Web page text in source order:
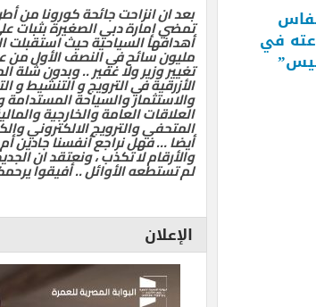
بعد ان انزاحت جائحة كورونا من أطراف
تمضي إمارة دبي الصغيرة بثبات على طريق
أهدافها السياحية حيث استقبلت
مليون سائح
تغيير وزير ولا غفير .. وبدون شلة المستشارين
الأزرقية في الترويج و التنشيط و التسويق
والاستثمار والسياحة المستدامة و الاعلام و
العلاقات العامة والخارجية والمالية و العرض
المتحفي والترويج الالكتروني والكهربائي لا
أيضا … فهل نراجع أنفسنا جادين أم نظل ”
والأرقام لا تكذب ، ونعتقد ان الجديد … لاريب
لم تستطعه الأوائل .. أفيقوا يرحمكم الله